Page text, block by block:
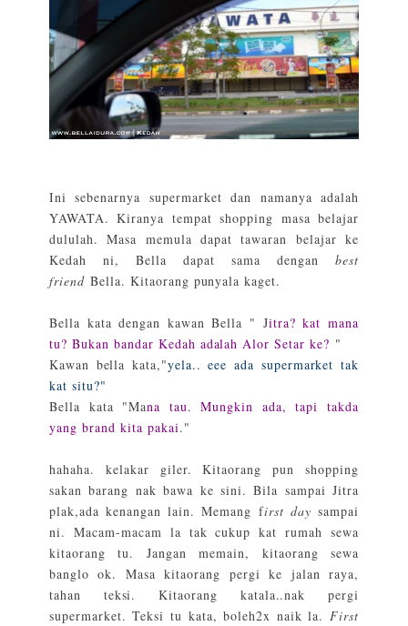
Ini sebenarnya supermarket dan namanya adalah
YAWATA. Kiranya tempat shopping masa belajar
dululah. Masa memula dapat tawaran belajar ke
Kedah ni, Bella dapat sama denganbest
friendBella. Kitaorang punyala kaget.
Bella kata dengan kawan Bella " Jitra? kat mana
tu? Bukan bandar Kedah adalah Alor Setar ke? "
Kawan bella kata,"yela.. eee ada supermarket tak
kat situ?"
Bella kata "Mana tau. Mungkin ada, tapi takda
yang brand kita pakai."
hahaha. kelakar giler. Kitaorang pun shopping
sakan barang nak bawa ke sini. Bila sampai Jitra
plak,ada kenangan lain. Memang first day sampai
ni. Macam-macam la tak cukup kat rumah sewa
kitaorang tu. Jangan memain, kitaorang sewa
banglo ok. Masa kitaorang pergi ke jalan raya,
tahan teksi. Kitaorang katala..nak pergi
supermarket. Teksi tu kata, boleh2x naik la.First